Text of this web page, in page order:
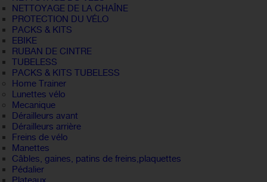
NETTOYAGE DE LA CHAÎNE
PROTECTION DU VÉLO
PACKS & KITS
EBIKE
RUBAN DE CINTRE
TUBELESS
PACKS & KITS TUBELESS
Home Trainer
Lunettes vélo
Mecanique
Dérailleurs avant
Dérailleurs arrière
Freins de vélo
Manettes
Câbles, gaines, patins de freins,plaquettes
Pédalier